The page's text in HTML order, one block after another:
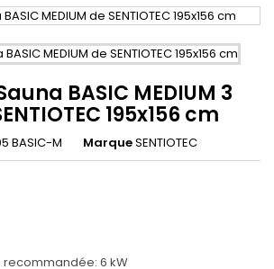
BASIC MEDIUM 3
195x156 cm
BASIC-M MarqueSENTIOTEC
6 kW